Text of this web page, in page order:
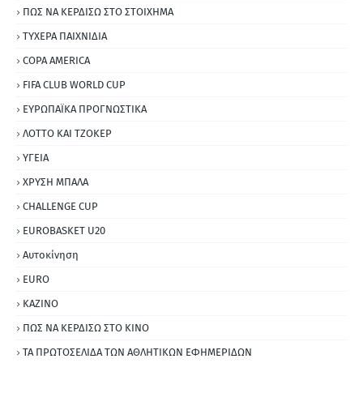
ΠΩΣ ΝΑ ΚΕΡΔΙΣΩ ΣΤΟ ΣΤΟΙΧΗΜΑ
ΤΥΧΕΡΑ ΠΑΙΧΝΙΔΙΑ
COPA AMERICA
FIFA CLUB WORLD CUP
ΕΥΡΩΠΑΪΚΑ ΠΡΟΓΝΩΣΤΙΚΑ
ΛΟΤΤΟ ΚΑΙ ΤΖΟΚΕΡ
ΥΓΕΙΑ
ΧΡΥΣΗ ΜΠΑΛΑ
CHALLENGE CUP
EUROBASKET U20
Αυτοκίνηση
ΕURO
ΚΑΖΙΝΟ
ΠΩΣ ΝΑ ΚΕΡΔΙΣΩ ΣΤΟ ΚΙΝΟ
ΤΑ ΠΡΩΤΟΣΕΛΙΔΑ ΤΩΝ ΑΘΛΗΤΙΚΩΝ ΕΦΗΜΕΡΙΔΩΝ